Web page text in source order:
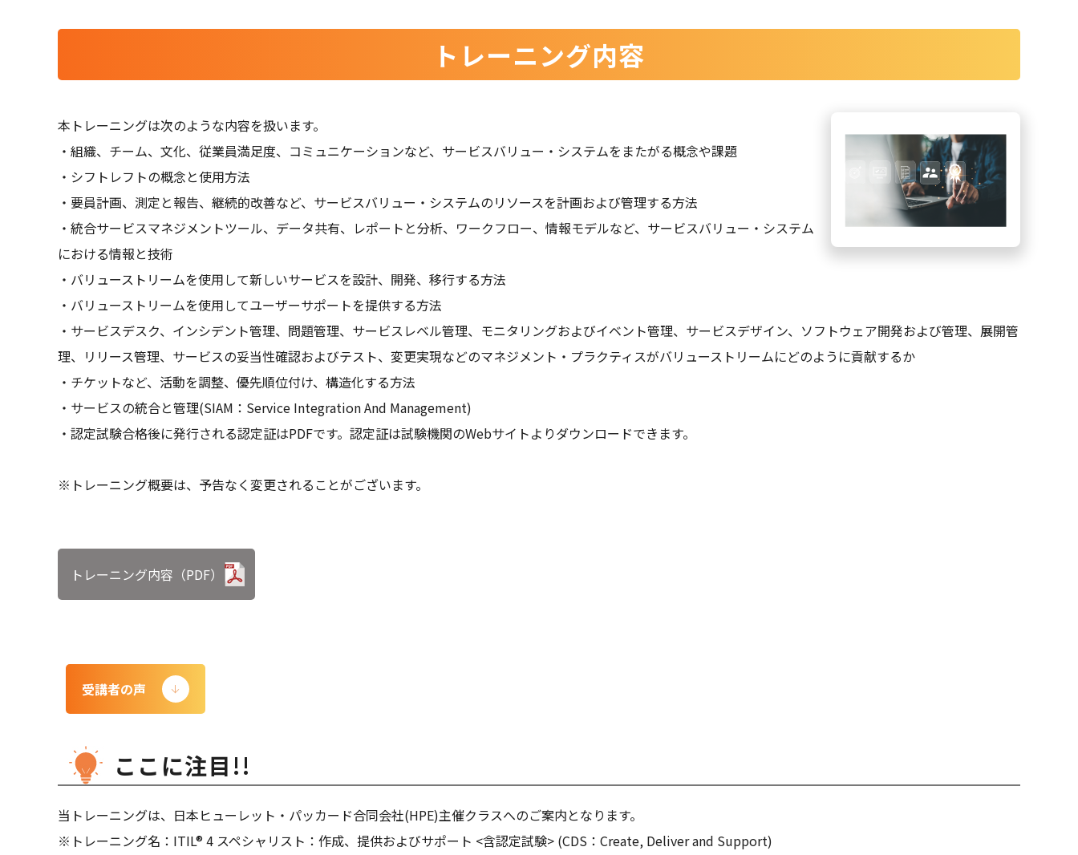
トレーニング内容
本トレーニングは次のような内容を扱います。
・組織、チーム、文化、従業員満足度、コミュニケーションなど、サービスバリュー・システムをまたがる概念や課題
・シフトレフトの概念と使用方法
・要員計画、測定と報告、継続的改善など、サービスバリュー・システムのリソースを計画および管理する方法
・統合サービスマネジメントツール、データ共有、レポートと分析、ワークフロー、情報モデルなど、サービスバリュー・システム
における情報と技術
・バリューストリームを使用して新しいサービスを設計、開発、移行する方法
・バリューストリームを使用してユーザーサポートを提供する方法
・サービスデスク、インシデント管理、問題管理、サービスレベル管理、モニタリングおよびイベント管理、サービスデザイン、ソフトウェア開発および管理、展開管
理、リリース管理、サービスの妥当性確認およびテスト、変更実現などのマネジメント・プラクティスがバリューストリームにどのように貢献するか
・チケットなど、活動を調整、優先順位付け、構造化する方法
・サービスの統合と管理(SIAM：Service Integration And Management)
・認定試験合格後に発行される認定証はPDFです。認定証は試験機関のWebサイトよりダウンロードできます。
※トレーニング概要は、予告なく変更されることがございます。
トレーニング内容（PDF）
受講者の声
ここに注目!!
当トレーニングは、日本ヒューレット・パッカード合同会社(HPE)主催クラスへのご案内となります。
※トレーニング名：ITIL® 4 スペシャリスト：作成、提供およびサポート <含認定試験> (CDS：Create, Deliver and Support)